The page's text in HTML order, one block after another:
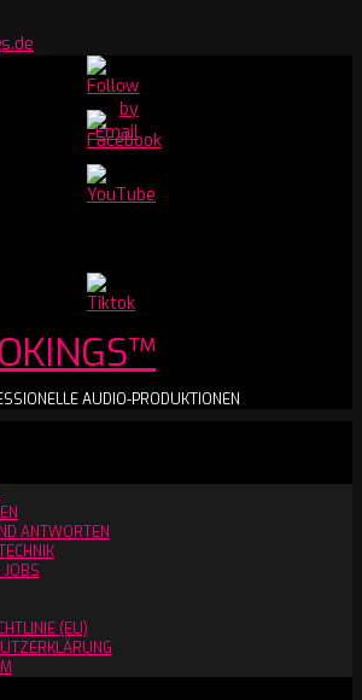
Youtube
Channel
AUDIO-PRODUKTIONEN
ANTWORTEN
JOBS
(EU)